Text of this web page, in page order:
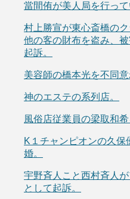
當間侑が美人局を行って
村上勝宣が東心斎橋の
他の客の財布を盗み、
起訴。
美容師の橋本光を不同
神のエステの系列店。
風俗店従業員の梁取和
K１チャンピオンの久
婚。
宇野斉人こと西村斉人
として起訴。